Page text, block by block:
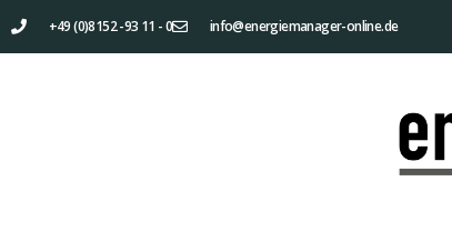
+49 (0)8152 -93 11 - 0 info@energiemanager-online.de